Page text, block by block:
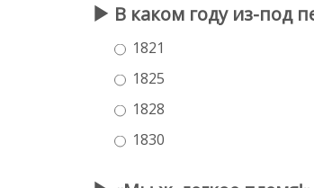
В каком году из-под
1821
1825
1828
1830